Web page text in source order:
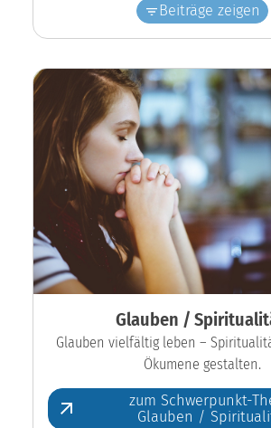
Beiträge zeigen
Glauben /
Glauben vielfältig leben –
Ökumene gestalten.
zum Schwerpunkt-
Glauben /